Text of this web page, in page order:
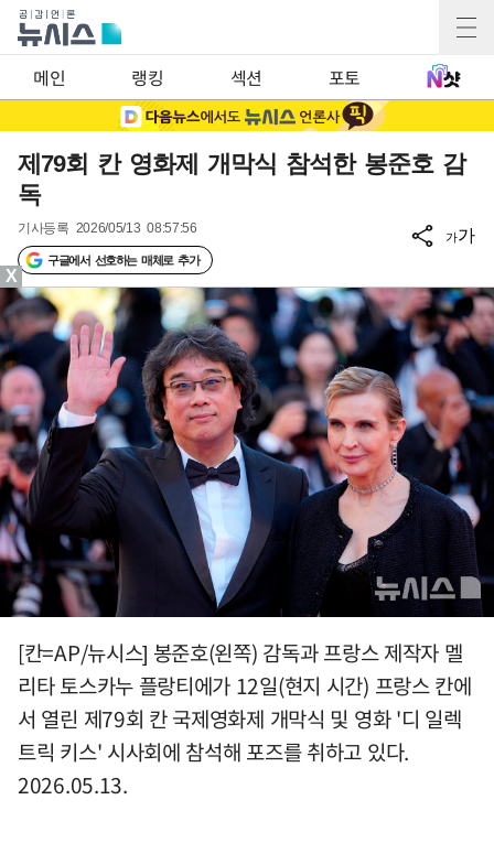
메인 랭킹 섹션 포토
제79회 칸 영화제 개막식 참석한 봉준호 감
독
기사등록 2026/05/13 08:57:56
구글에서 선호하는 매체로 추가
가가
[칸=AP/뉴시스] 봉준호(왼쪽) 감독과 프랑스 제작자 멜
리타 토스카누 플랑티에가 12일(현지 시간) 프랑스 칸에
서 열린 제79회 칸 국제영화제 개막식 및 영화 '디 일렉
트릭 키스' 시사회에 참석해 포즈를 취하고 있다.
2026.05.13.
X